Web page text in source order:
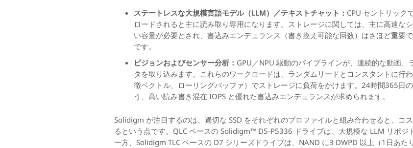
ステートレスな大規模言語モデル（LLM）／テキストチャット： CPU セントリック
ロードされると主に読み取り専用になります。ストレージに関しては、主に高速な
い容量が必要とされ、書込みエンデュランス（書き換え可能な回数）はさほど重要
です。
ビジョンおよびセンサー分析： GPU／NPU 駆動のパイプラインが、連続的な動画
タを取り込みます。これらのワークロードは、ランダムリードとコンスタントに行
徴ベクトル、ローリングバッファ）でストレージに負荷をかけます。24時間365日
う、高い読み書き混在 IOPS と優れた書込みエンデュランスが求められます。
Solidigm が注目するのは、適切な SSD をそれぞれのプロファイルと組み合わせると、コ
るという点です。QLC ベースの Solidigm™ D5-P5336 ドライブは、大規模な LLM リポジ
一方、Solidigm TLC ベースの D7 シリーズドライブは、NAND に3 DWPD 以上（1日あた